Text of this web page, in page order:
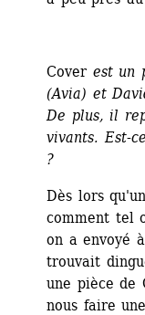
Cover est un
(Avia) et
De plus, il
vivants. Est-
?
Dès lors
comment tel
on a envoyé
trouvait
une pièce de
nous faire